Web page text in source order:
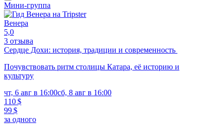
Мини-группа
Венера
5,0
3 отзыва
Сердце Дохи: история, традиции и современность
Почувствовать ритм столицы Катара, её историю и
культуру
чт, 6 авг в 16:00сб, 8 авг в 16:00
110 $
99 $
за одного